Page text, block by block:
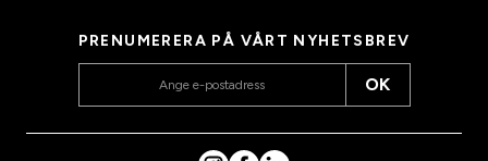
PRENUMERERA PÅ VÅRT NYHETSBREV
OK